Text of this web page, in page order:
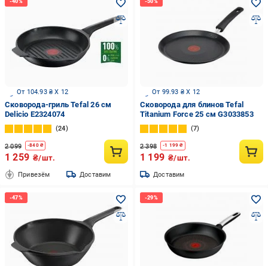
От 104.93 ₴ X 12
Сковорода-гриль Tefal 26 см
Delicio E2324074
24
2 099 -840₴
1 259 ₴/шт.
Привезём Доставим
От 99.93 ₴ X 12
Сковорода для блинов Tefal
Titanium Force 25 см G3033853
7
2 398 -1 199 ₴
1 199 ₴/шт.
Доставим